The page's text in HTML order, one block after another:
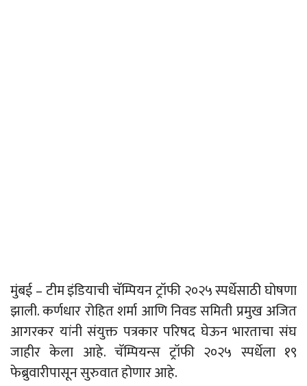
मुंबई – टीम इंडियाची चॅम्पियन ट्रॉफी २०२५ स्पर्धेसाठी घोषणा
झाली. कर्णधार रोहित शर्मा आणि निवड समिती प्रमुख अजित
आगरकर यांनी संयुक्त पत्रकार परिषद घेऊन भारताचा संघ
जाहीर केला आहे. चॅम्पियन्स ट्रॉफी २०२५ स्पर्धेला १९
फेब्रुवारीपासून सुरुवात होणार आहे.